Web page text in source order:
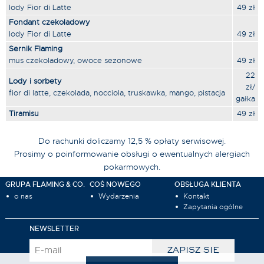
lody Fior di Latte
49 zł
Fondant czekoladowy
lody Fior di Latte
49 zł
Sernik Flaming
mus czekoladowy, owoce sezonowe
49 zł
Lody i sorbety
fior di latte, czekolada, nocciola, truskawka, mango, pistacja
22
zł/
gałka
Tiramisu
49 zł
Do rachunki doliczamy 12,5 % opłaty serwisowej.
Prosimy o poinformowanie obsługi o ewentualnych alergiach
pokarmowych.
GRUPA FLAMING & CO.
o nas
COŚ NOWEGO
Wydarzenia
OBSŁUGA KLIENTA
Kontakt
Zapytania ogólne
NEWSLETTER